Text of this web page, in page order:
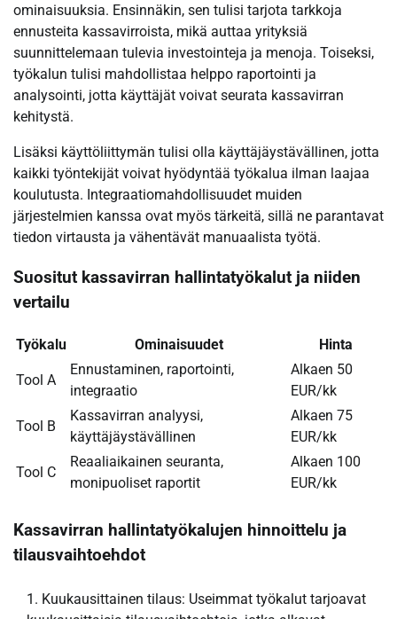
ominaisuuksia. Ensinnäkin, sen tulisi tarjota tarkkoja
ennusteita kassavirroista, mikä auttaa yrityksiä
suunnittelemaan tulevia investointeja ja menoja. Toiseksi,
työkalun tulisi mahdollistaa helppo raportointi ja
analysointi, jotta käyttäjät voivat seurata kassavirran
kehitystä.
Lisäksi käyttöliittymän tulisi olla käyttäjäystävällinen, jotta
kaikki työntekijät voivat hyödyntää työkalua ilman laajaa
koulutusta. Integraatiomahdollisuudet muiden
järjestelmien kanssa ovat myös tärkeitä, sillä ne parantavat
tiedon virtausta ja vähentävät manuaalista työtä.
Suositut kassavirran hallintatyökalut ja niiden
vertailu
Työkalu Ominaisuudet Hinta
Tool A
Ennustaminen, raportointi,
integraatio
Alkaen 50
EUR/kk
Tool B
Kassavirran analyysi,
käyttäjäystävällinen
Alkaen 75
EUR/kk
Tool C
Reaaliaikainen seuranta,
monipuoliset raportit
Alkaen 100
EUR/kk
Kassavirran hallintatyökalujen hinnoittelu ja
tilausvaihtoehdot
Kuukausittainen tilaus: Useimmat työkalut tarjoavat